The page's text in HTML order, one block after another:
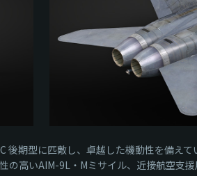
期型に匹敵し、卓越した機動性を備え
高いAIM-9L・Mミサイル、近接航空支